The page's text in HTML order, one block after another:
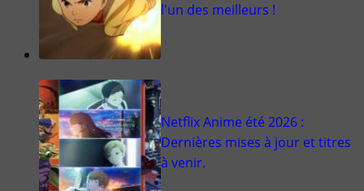
l'un des meilleurs !
Netflix Anime été 2026 :
Dernières mises à jour et titres
à venir.